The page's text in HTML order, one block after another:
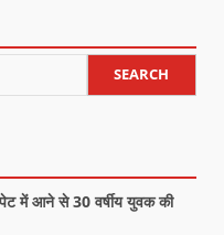
SEARCH
में आने से 30 वर्षीय युवक की